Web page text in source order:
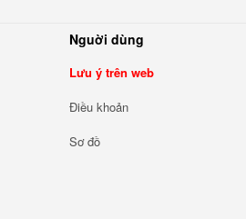
Nguời dùng
Lưu ý trên web
Điều khoản
Sơ đồ